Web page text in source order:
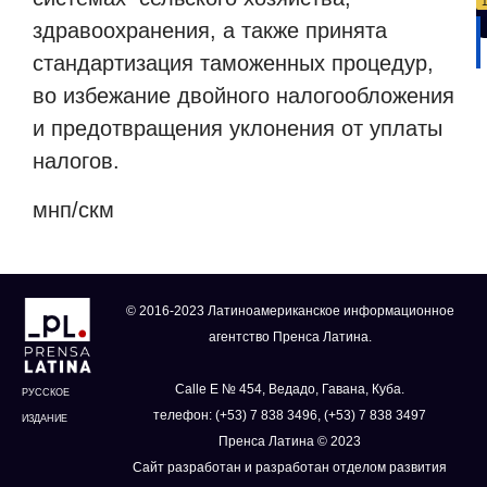
здравоохранения, а также принята
стандартизация таможенных процедур,
во избежание двойного налогообложения
и предотвращения уклонения от уплаты
налогов.
мнп/скм
РУССКОЕ
ИЗДАНИЕ
© 2016-2023 Латиноамериканское информационное
агентство Пренса Латина.
Calle E № 454, Ведадо, Гавана, Куба.
телефон: (+53) 7 838 3496, (+53) 7 838 3497
Пренса Латина © 2023
Сайт разработан и разработан отделом развития